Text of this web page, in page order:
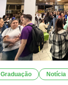
Graduação Notícia